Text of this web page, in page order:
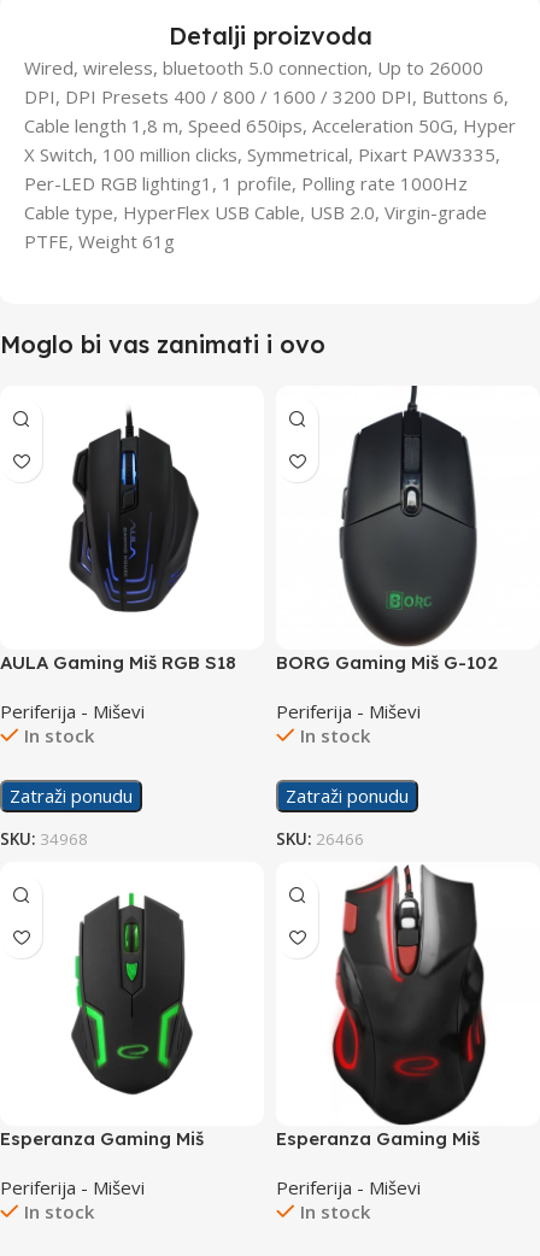
Detalji proizvoda
Wired, wireless, bluetooth 5.0 connection, Up to 26000
DPI, DPI Presets 400 / 800 / 1600 / 3200 DPI, Buttons 6,
Cable length 1,8 m, Speed 650ips, Acceleration 50G, Hyper
X Switch, 100 million clicks, Symmetrical, Pixart PAW3335,
Per-LED RGB lighting1, 1 profile, Polling rate 1000Hz
Cable type, HyperFlex USB Cable, USB 2.0, Virgin-grade
PTFE, Weight 61g
Moglo bi vas zanimati i ovo
AULA Gaming Miš RGB S18
Periferija - Miševi
In stock
Zatraži ponudu
SKU: 34968
BORG Gaming Miš G-102
Periferija - Miševi
In stock
Zatraži ponudu
SKU: 26466
Esperanza Gaming Miš
Periferija - Miševi
In stock
Esperanza Gaming Miš
Periferija - Miševi
In stock